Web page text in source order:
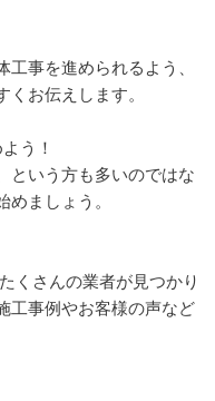
事を進められるよう、
お伝えします。
う！
という方も多いのではな
ましょう。
くさんの業者が見つかり
工事例やお客様の声など